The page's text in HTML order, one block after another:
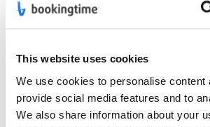
This website uses cookies
We use cookies to personalise content
provide social media features and to
We also share information about your
Coding-Weeks